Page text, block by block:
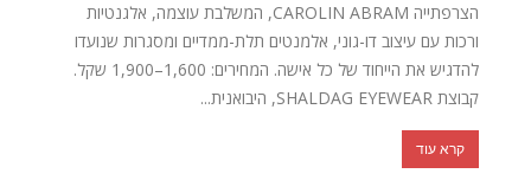
הצרפתייה CAROLIN ABRAM, המשלבת עוצמה, אלגנטיות
ורכות עם עיצוב דו-גוני, אלמנטים תלת-ממדיים ומסגרות שנועדו
להדגיש את הייחוד של כל אישה. המחירים: 1,600–1,900 שקל.
קבוצת SHALDAG EYEWEAR, היבואנית...
קרא עוד